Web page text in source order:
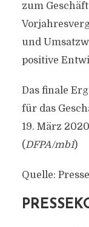
zum
und
positive
Das finale
für das
19. März
(DFPA/mb1)
Quelle: